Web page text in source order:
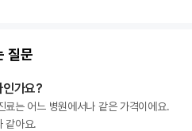
질문
가요?
료는 어느 병원에서나 같은 가격이에요.
같아요.